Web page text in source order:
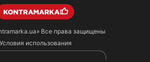
Все права защищены
Условия использования